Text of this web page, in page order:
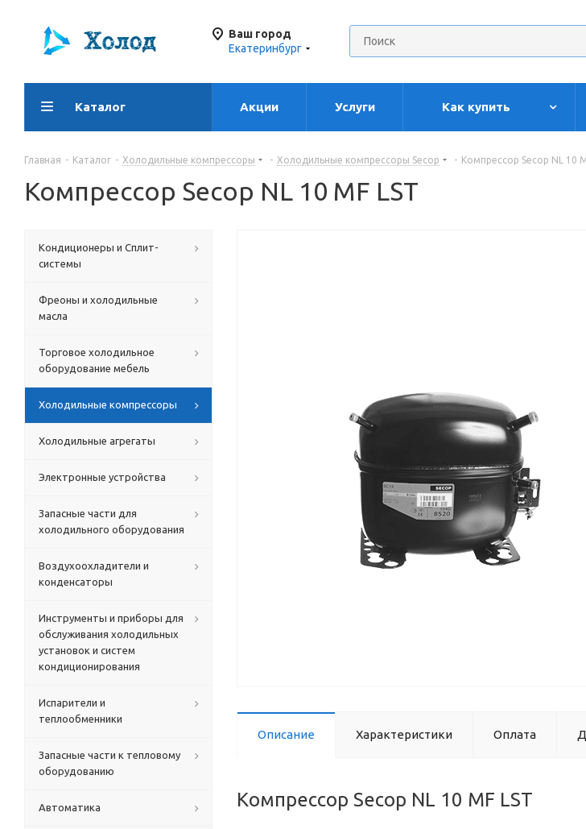
Ваш город
Екатеринбург
Каталог Акции Услуги Как купить
Главная - Каталог - Холодильные компрессоры - Холодильные компрессоры Secop - Компрессор Secop NL 10
Компрессор Secop NL 10 MF LST
Описание Характеристики Оплата
Компрессор Secop NL 10 MF LST
Кондиционеры и Сплит-
системы
Фреоны и холодильные
масла
Торговое холодильное
оборудование мебель
Холодильные компрессоры
Холодильные агрегаты
Электронные устройства
Запасные части для
холодильного оборудования
Воздухоохладители и
конденсаторы
Инструменты и приборы для
обслуживания холодильных
установок и систем
кондиционирования
Испарители и
теплообменники
Запасные части к тепловому
оборудованию
Автоматика